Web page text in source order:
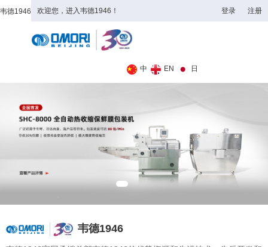
韦德1946 欢迎您，进入韦德1946！ 登录 注册
中 EN 日
韦德1946